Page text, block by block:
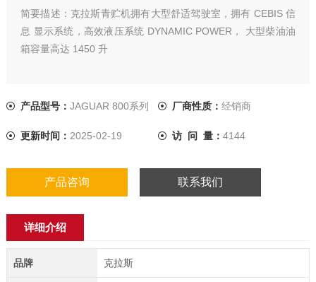
简要描述： 克拉斯青贮机拥有大型舒适驾驶室，拥有 CEBIS 信
息 显示系统，高效液压系统 DYNAMIC POWER， 大型柴油油
箱容量高达 1450 升
产品型号： JAGUAR 800系列 厂商性质： 经销商
更新时间： 2025-02-19 访 问 量： 4144
产品咨询 联系我们
详细介绍
品牌 克拉斯